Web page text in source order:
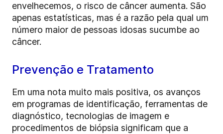
envelhecemos, o risco de câncer aumenta. São
apenas estatísticas, mas é a razão pela qual um
número maior de pessoas idosas sucumbe ao
câncer.
Prevenção e Tratamento
Em uma nota muito mais positiva, os avanços
em programas de identificação, ferramentas de
diagnóstico, tecnologias de imagem e
procedimentos de biópsia significam que a